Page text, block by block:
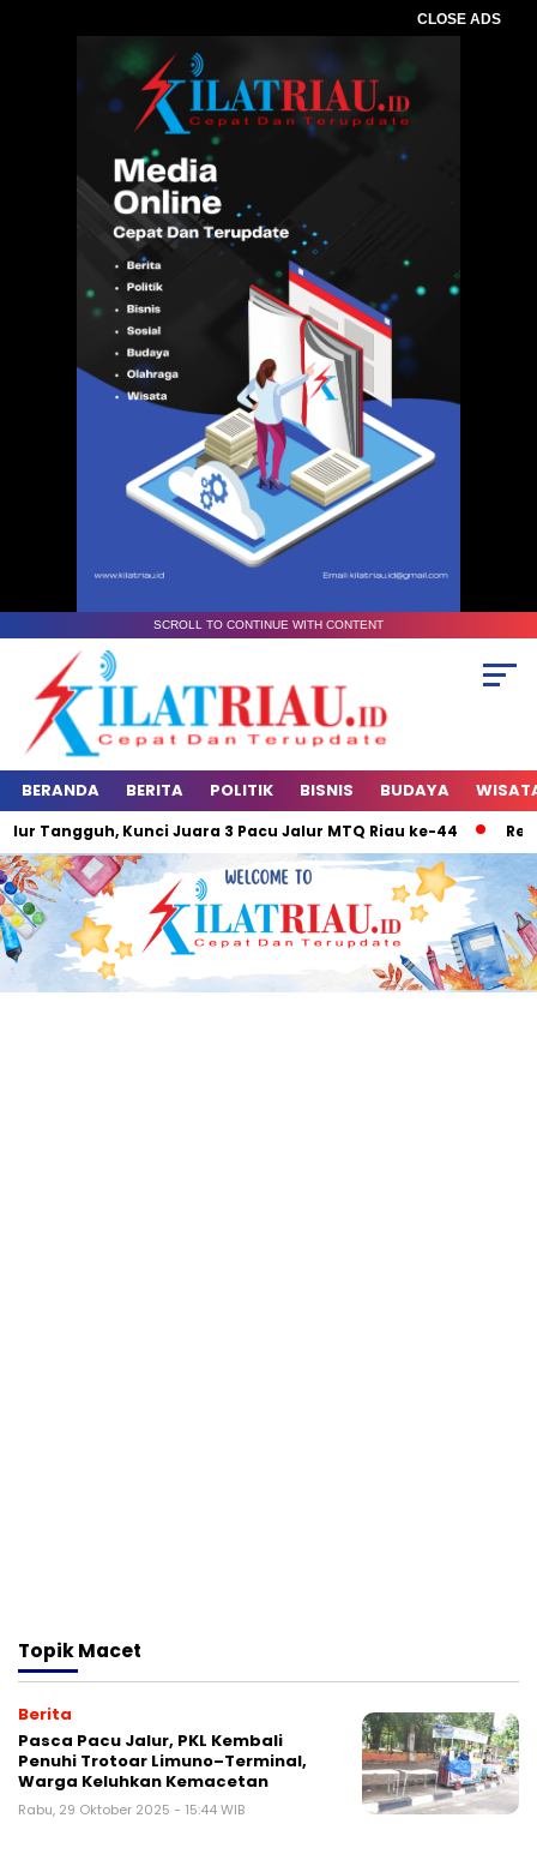
CLOSE ADS
SCROLL TO CONTINUE WITH CONTENT
BERANDA BERITA POLITIK BISNIS BUDAYA
Tangguh, Kunci Juara 3 Pacu Jalur MTQ Riau ke-44
TopikMacet
Berita
Pasca Pacu Jalur, PKL Kembali
Penuhi Trotoar Limuno–Terminal,
Warga Keluhkan Kemacetan
Rabu, 29 Oktober 2025 - 15:44 WIB